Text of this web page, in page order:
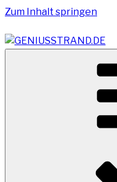
Zum Inhalt springen
Vom Geniusstrand zum
Terminal